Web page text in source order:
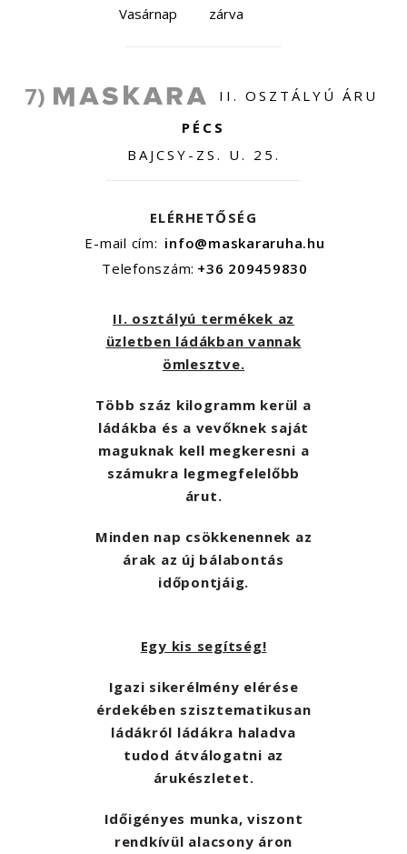
Vasárnap
zárva
7)
II. OSZTÁLYÚ ÁRU
PÉCS
BAJCSY-ZS. U. 25.
ELÉRHETŐSÉG
E-mail cím: info@maskararuha.hu
Telefonszám: +36 209459830
II. osztályú termékek az
üzletben ládákban vannak
ömlesztve.
Több száz kilogramm kerül a
ládákba és a vevőknek saját
maguknak kell megkeresni a
számukra legmegfelelőbb
árut.
Minden nap csökkenennek az
árak az új bálabontás
időpontjáig.
Egy kis segítség!
Igazi sikerélmény elérése
érdekében szisztematikusan
ládákról ládákra haladva
tudod átválogatni az
árukészletet.
Időigényes munka, viszont
rendkívül alacsony áron